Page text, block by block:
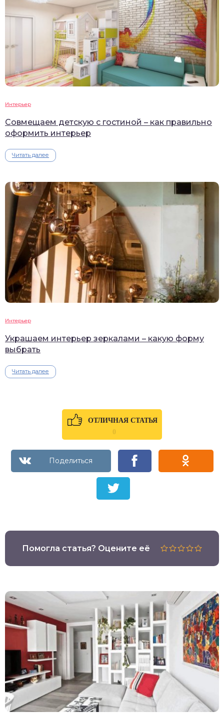
Интерьер
Совмещаем детскую с гостиной – как правильно
оформить интерьер
Читать далее
Интерьер
Украшаем интерьер зеркалами – какую форму
выбрать
Читать далее
ОТЛИЧНАЯ СТАТЬЯ
0
Помогла статья? Оцените её